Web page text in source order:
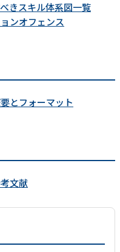
きスキル体系図一覧
ンオフェンス
とフォーマット
文献